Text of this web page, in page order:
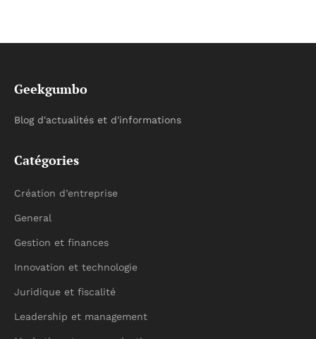
Geekgumbo
Blog d'actualités et d'informations
Catégories
Création d’entreprise
General
Gestion et finances
Innovation et technologie
Juridique et fiscalité
Leadership et management